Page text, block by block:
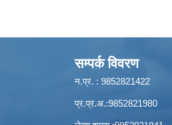
सम्पर्क विवरण
न.प्र. : 9852821422
प्र.प्र.अ.:9852821980